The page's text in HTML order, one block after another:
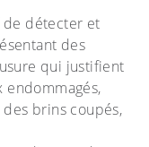
de détecter et
des
qui justifient
des brins coupés,